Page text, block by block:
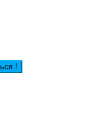
!